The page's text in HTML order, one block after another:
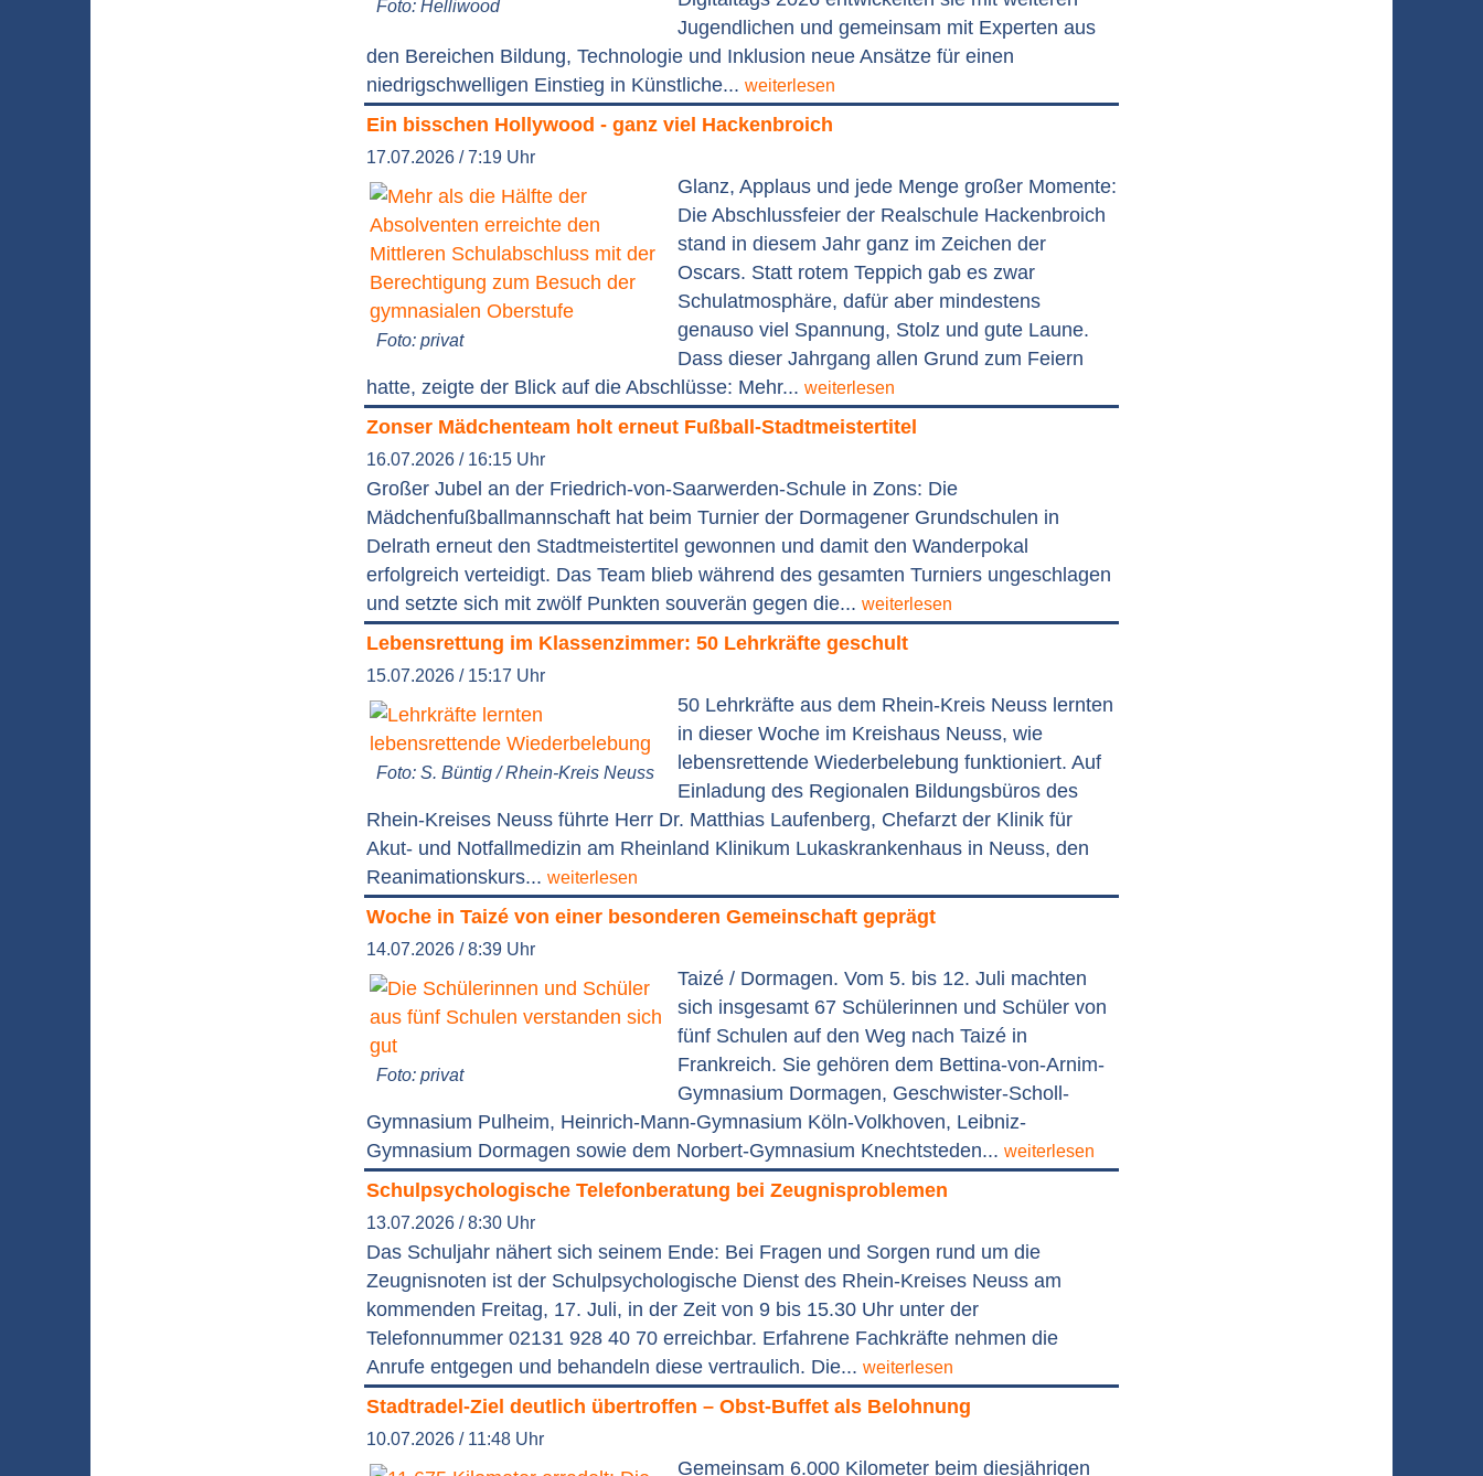
Foto: Helliwood
Jugendlichen und gemeinsam mit Experten aus
den Bereichen Bildung, Technologie und Inklusion neue Ansätze für einen
niedrigschwelligen Einstieg in Künstliche... weiterlesen
Ein bisschen Hollywood - ganz viel Hackenbroich
17.07.2026 / 7:19 Uhr
Foto: privat
Glanz, Applaus und jede Menge großer Momente:
Die Abschlussfeier der Realschule Hackenbroich
stand in diesem Jahr ganz im Zeichen der
Oscars. Statt rotem Teppich gab es zwar
Schulatmosphäre, dafür aber mindestens
genauso viel Spannung, Stolz und gute Laune.
Dass dieser Jahrgang allen Grund zum Feiern
hatte, zeigte der Blick auf die Abschlüsse: Mehr... weiterlesen
Zonser Mädchenteam holt erneut Fußball-Stadtmeistertitel
16.07.2026 / 16:15 Uhr
Großer Jubel an der Friedrich-von-Saarwerden-Schule in Zons: Die
Mädchenfußballmannschaft hat beim Turnier der Dormagener Grundschulen in
Delrath erneut den Stadtmeistertitel gewonnen und damit den Wanderpokal
erfolgreich verteidigt. Das Team blieb während des gesamten Turniers ungeschlagen
und setzte sich mit zwölf Punkten souverän gegen die... weiterlesen
Lebensrettung im Klassenzimmer: 50 Lehrkräfte geschult
15.07.2026 / 15:17 Uhr
Foto: S. Büntig / Rhein-Kreis Neuss
50 Lehrkräfte aus dem Rhein-Kreis Neuss lernten
in dieser Woche im Kreishaus Neuss, wie
lebensrettende Wiederbelebung funktioniert. Auf
Einladung des Regionalen Bildungsbüros des
Rhein-Kreises Neuss führte Herr Dr. Matthias Laufenberg, Chefarzt der Klinik für
Akut- und Notfallmedizin am Rheinland Klinikum Lukaskrankenhaus in Neuss, den
Reanimationskurs... weiterlesen
Woche in Taizé von einer besonderen Gemeinschaft geprägt
14.07.2026 / 8:39 Uhr
Foto: privat
Taizé / Dormagen. Vom 5. bis 12. Juli machten
sich insgesamt 67 Schülerinnen und Schüler von
fünf Schulen auf den Weg nach Taizé in
Frankreich. Sie gehören dem Bettina-von-Arnim-
Gymnasium Dormagen, Geschwister-Scholl-
Gymnasium Pulheim, Heinrich-Mann-Gymnasium Köln-Volkhoven, Leibniz-
Gymnasium Dormagen sowie dem Norbert-Gymnasium Knechtsteden... weiterlesen
Schulpsychologische Telefonberatung bei Zeugnisproblemen
13.07.2026 / 8:30 Uhr
Das Schuljahr nähert sich seinem Ende: Bei Fragen und Sorgen rund um die
Zeugnisnoten ist der Schulpsychologische Dienst des Rhein-Kreises Neuss am
kommenden Freitag, 17. Juli, in der Zeit von 9 bis 15.30 Uhr unter der
Telefonnummer 02131 928 40 70 erreichbar. Erfahrene Fachkräfte nehmen die
Anrufe entgegen und behandeln diese vertraulich. Die... weiterlesen
Stadtradel-Ziel deutlich übertroffen – Obst-Buffet als Belohnung
10.07.2026 / 11:48 Uhr
Gemeinsam 6.000 Kilometer beim diesjährigen